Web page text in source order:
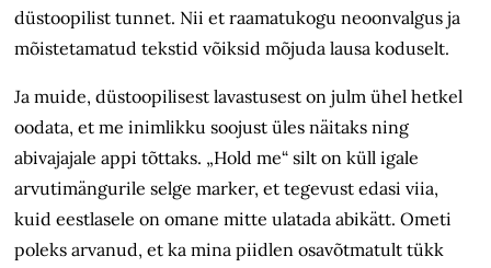
düstoopilist tunnet. Nii et raamatukogu neoonvalgus ja
mõistetamatud tekstid võiksid mõjuda lausa koduselt.
Ja muide, düstoopilisest lavastusest on julm ühel hetkel
oodata, et me inimlikku soojust üles näitaks ning
abivajajale appi tõttaks. „Hold me“ silt on küll igale
arvutimängurile selge marker, et tegevust edasi viia,
kuid eestlasele on omane mitte ulatada abikätt. Ometi
poleks arvanud, et ka mina piidlen osavõtmatult tükk